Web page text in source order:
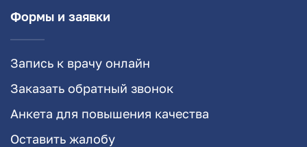
Формы и заявки
Запись к врачу онлайн
Заказать обратный звонок
Анкета для повышения качества
Оставить жалобу